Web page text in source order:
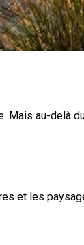
au-delà
et les